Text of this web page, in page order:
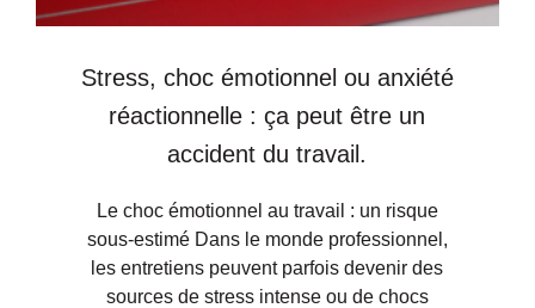
Stress, choc émotionnel ou anxiété
réactionnelle : ça peut être un
accident du travail.
Le choc émotionnel au travail : un risque
sous-estimé Dans le monde professionnel,
les entretiens peuvent parfois devenir des
sources de stress intense ou de chocs